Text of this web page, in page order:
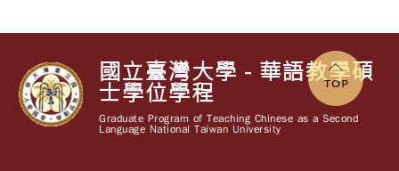
國立臺灣大學 - 華語教學碩
士學位學程
Graduate Program of Teaching Chinese as a Second
Language National Taiwan University